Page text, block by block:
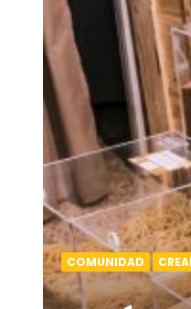
COMUNIDAD